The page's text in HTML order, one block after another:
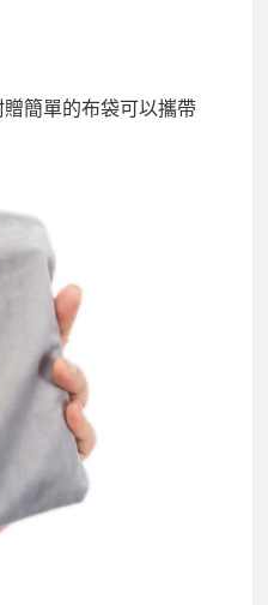
簡單的布袋可以攜帶